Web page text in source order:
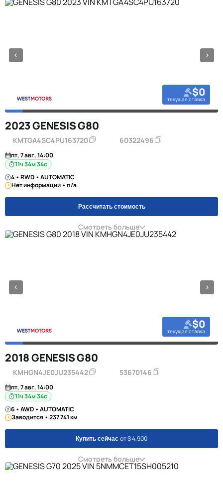
$0
текущая ставка
2023 GENESIS G80
KMTGA4SC4PU163720 60322496
пт, 7 авг, 14:00
11ч 34м 34с
4 • RWD • AUTOMATIC
Нет информации • n/a
Рассчитать стоимость
Смотреть больше
$0
текущая ставка
2018 GENESIS G80
KMHGN4JE0JU235442 53670146
пт, 7 авг, 14:00
11ч 34м 34с
6 • AWD • AUTOMATIC
Заводится • 237 741 км
Купить сейчас от $ 4,900
Смотреть больше